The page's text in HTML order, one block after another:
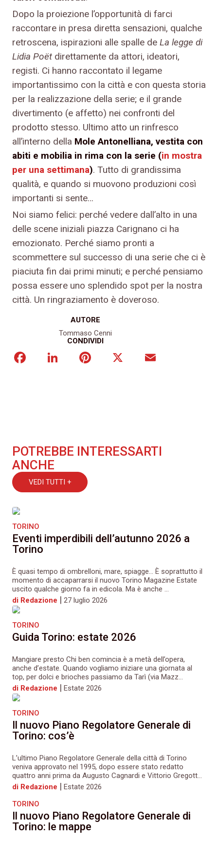
AUTORE
Tommaso Cenni
CONDIVIDI
FacebookLinkedInPinterest
Dopo la proiezione l’opportunità di farci
raccontare in presa diretta sensazioni, qualche
retroscena, ispirazioni alle spalle de La legge di
Lidia Poët direttamente da attori, ideatori,
registi. Ci hanno raccontato il legame
importantissimo con la città e con questa storia
per la realizzazione della serie; e il grande
divertimento (e affetto) nei confronti del
prodotto stesso. Ultimo atto un rinfresco
all’interno della Mole Antonelliana, vestita con
abiti e mobilia in rima con la serie (in mostra
per una settimana). Tutto di grandissima
qualità, e quando si muovono produzioni così
importanti si sente…
Noi siamo felici: perché vedere dall’alto in una
delle scene iniziali piazza Carignano ci ha
emozionato. Perché siamo pronti a
scommettere sul successo di una serie che ci è
piaciuta fin dai primi minuti; e perché pensiamo
possa essere uno splendido spot per la nostra
città. Un ringraziamento è doveroso.
POTREBBE INTERESSARTI
ANCHE
VEDI TUTTI +
TORINO
Eventi imperdibili dell’autunno 2026 a
Torino
È quasi tempo di ombrelloni, mare, spiagge… È soprattutto il
momento di accaparrarsi il nuovo Torino Magazine Estate
uscito qualche giorno fa in edicola. Ma è anche ...
di Redazione | 27 luglio 2026
TORINO
Guida Torino: estate 2026
Mangiare presto Chi ben comincia è a metà dell’opera,
anche d’estate. Quando vogliamo iniziare una giornata al
top, per dolci e brioches passiamo da Tarì (via Mazz...
di Redazione | Estate 2026
TORINO
Il nuovo Piano Regolatore Generale di
Torino: cos’è
L’ultimo Piano Regolatore Generale della città di Torino
veniva approvato nel 1995, dopo essere stato redatto
quattro anni prima da Augusto Cagnardi e Vittorio Gregott...
di Redazione | Estate 2026
TORINO
Il nuovo Piano Regolatore Generale di
Torino: le mappe